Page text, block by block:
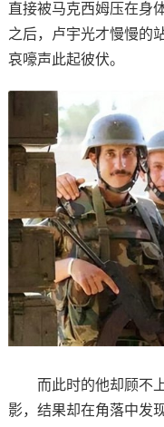
直接被马克西姆压在身
之后，卢宇光才慢慢的
哀嚎声此起彼伏。
而此时的他却顾不上
影，结果却在角落中发